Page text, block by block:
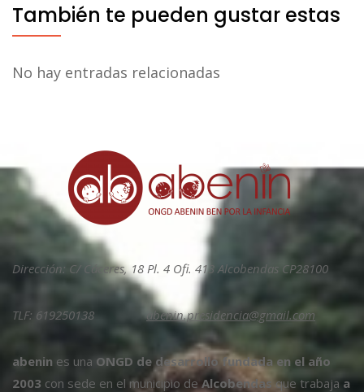
También te pueden gustar estas
No hay entradas relacionadas
Dirección: C/ Cáceres, 18 Pl. 4 Ofi. 413 Alcobendas CP28100
TLF: 619250138abenin.presidencia@gmail.com
abenin es una ONGD de desarrollo fundada en el año
2003 con sede en el municipio de Alcobendas que trabajaa